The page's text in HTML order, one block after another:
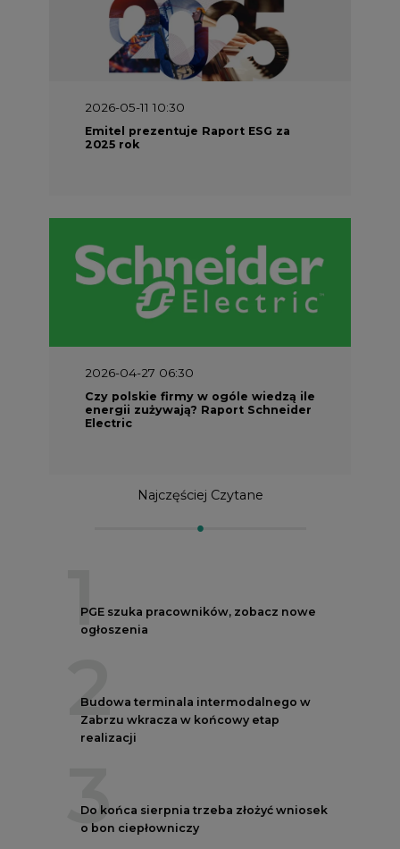
2026-05-11 10:30
Emitel prezentuje Raport ESG za
2025 rok
2026-04-27 06:30
Czy polskie firmy w ogóle wiedzą ile
energii zużywają? Raport Schneider
Electric
Najczęściej Czytane
1
PGE szuka pracowników, zobacz nowe
ogłoszenia
2
Budowa terminala intermodalnego w
Zabrzu wkracza w końcowy etap
realizacji
3
Do końca sierpnia trzeba złożyć wniosek
o bon ciepłowniczy